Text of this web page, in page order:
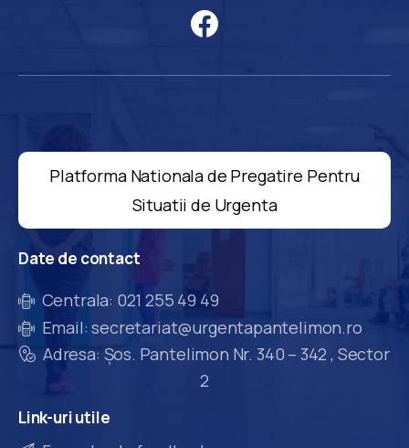
Platforma Nationala de Pregatire Pentru
Situatii de Urgenta
Datede contact
Centrala: 021 255 49 49
Email: secretariat@urgentapantelimon.ro
Adresa: Șos. Pantelimon Nr. 340 – 342 , Sector
2
Link-uriutile